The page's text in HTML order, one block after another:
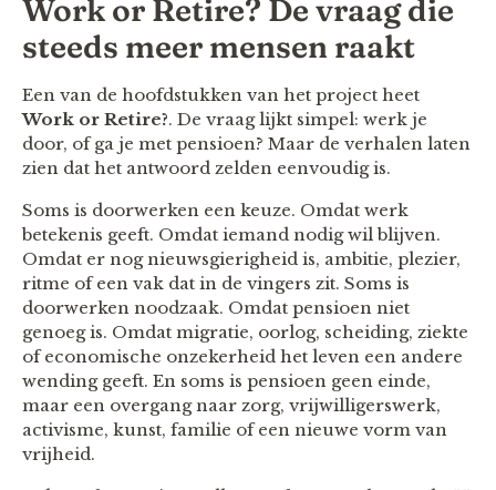
Work or Retire? De vraag die
steeds meer mensen raakt
Een van de hoofdstukken van het project heet
Work or Retire?. De vraag lijkt simpel: werk je
door, of ga je met pensioen? Maar de verhalen laten
zien dat het antwoord zelden eenvoudig is.
Soms is doorwerken een keuze. Omdat werk
betekenis geeft. Omdat iemand nodig wil blijven.
Omdat er nog nieuwsgierigheid is, ambitie, plezier,
ritme of een vak dat in de vingers zit. Soms is
doorwerken noodzaak. Omdat pensioen niet
genoeg is. Omdat migratie, oorlog, scheiding, ziekte
of economische onzekerheid het leven een andere
wending geeft. En soms is pensioen geen einde,
maar een overgang naar zorg, vrijwilligerswerk,
activisme, kunst, familie of een nieuwe vorm van
vrijheid.